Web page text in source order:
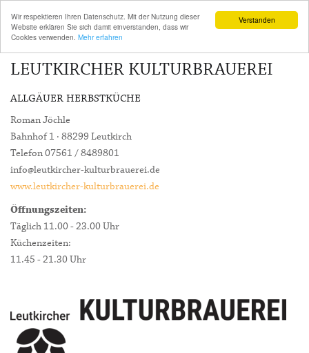
Verstanden
Wir respektieren Ihren Datenschutz. Mit der Nutzung dieser
Website erklären Sie sich damit einverstanden, dass wir
Cookies verwenden. Mehr erfahren
LEUTKIRCHER KULTURBRAUEREI
ALLGÄUER HERBSTKÜCHE
Roman Jöchle
Bahnhof 1 · 88299 Leutkirch
Telefon 07561 / 8489801
info@leutkircher-kulturbrauerei.de
www.leutkircher-kulturbrauerei.de
Öffnungszeiten:
Täglich 11.00 - 23.00 Uhr
Küchenzeiten:
11.45 - 21.30 Uhr